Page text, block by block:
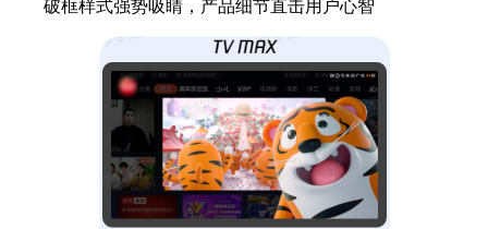
破框样式强势吸睛，产品细节直击用户心智